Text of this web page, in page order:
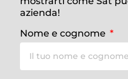
azienda!
Nome e cognome